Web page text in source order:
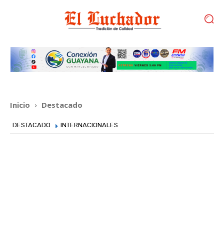
Inicio Destacado
DESTACADO INTERNACIONALES